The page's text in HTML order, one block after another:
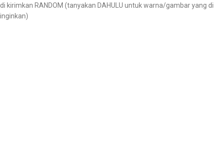
di kirimkan RANDOM (tanyakan DAHULU untuk warna/gambar yang di
inginkan)